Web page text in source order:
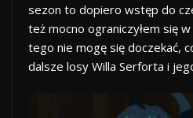
sezon to dopiero wstęp do
też mocno ograniczyłem się
tego nie mogę się doczekać,
dalsze losy Willa Serforta i